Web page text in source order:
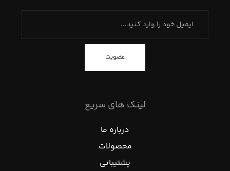
عضویت
لینک های سریع
درباره ما
محصولات
پشتیبانی